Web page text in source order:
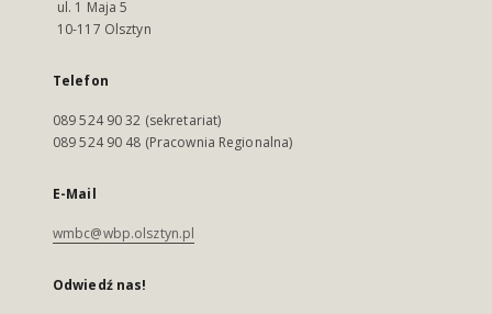
ul. 1 Maja 5
10-117 Olsztyn
Telefon
089 524 90 32 (sekretariat)
089 524 90 48 (Pracownia Regionalna)
E-Mail
wmbc@wbp.olsztyn.pl
Odwiedź nas!